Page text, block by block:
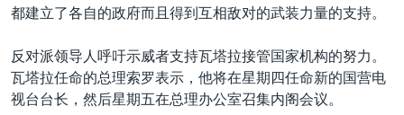
到
检
中东
非洲
美洲
人权·法律·宗教
军事
劳工
热点专题
国会报道
美中关系
VOA今日焦点
中文广播
都建立了各自的政府而且得到互相敌对的武装力量的支持。
反对派领导人呼吁示威者支持瓦塔拉接管国家机构的努力。
瓦塔拉任命的总理索罗表示，他将在星期四任命新的国营电
视台台长，然后星期五在总理办公室召集内阁会议。